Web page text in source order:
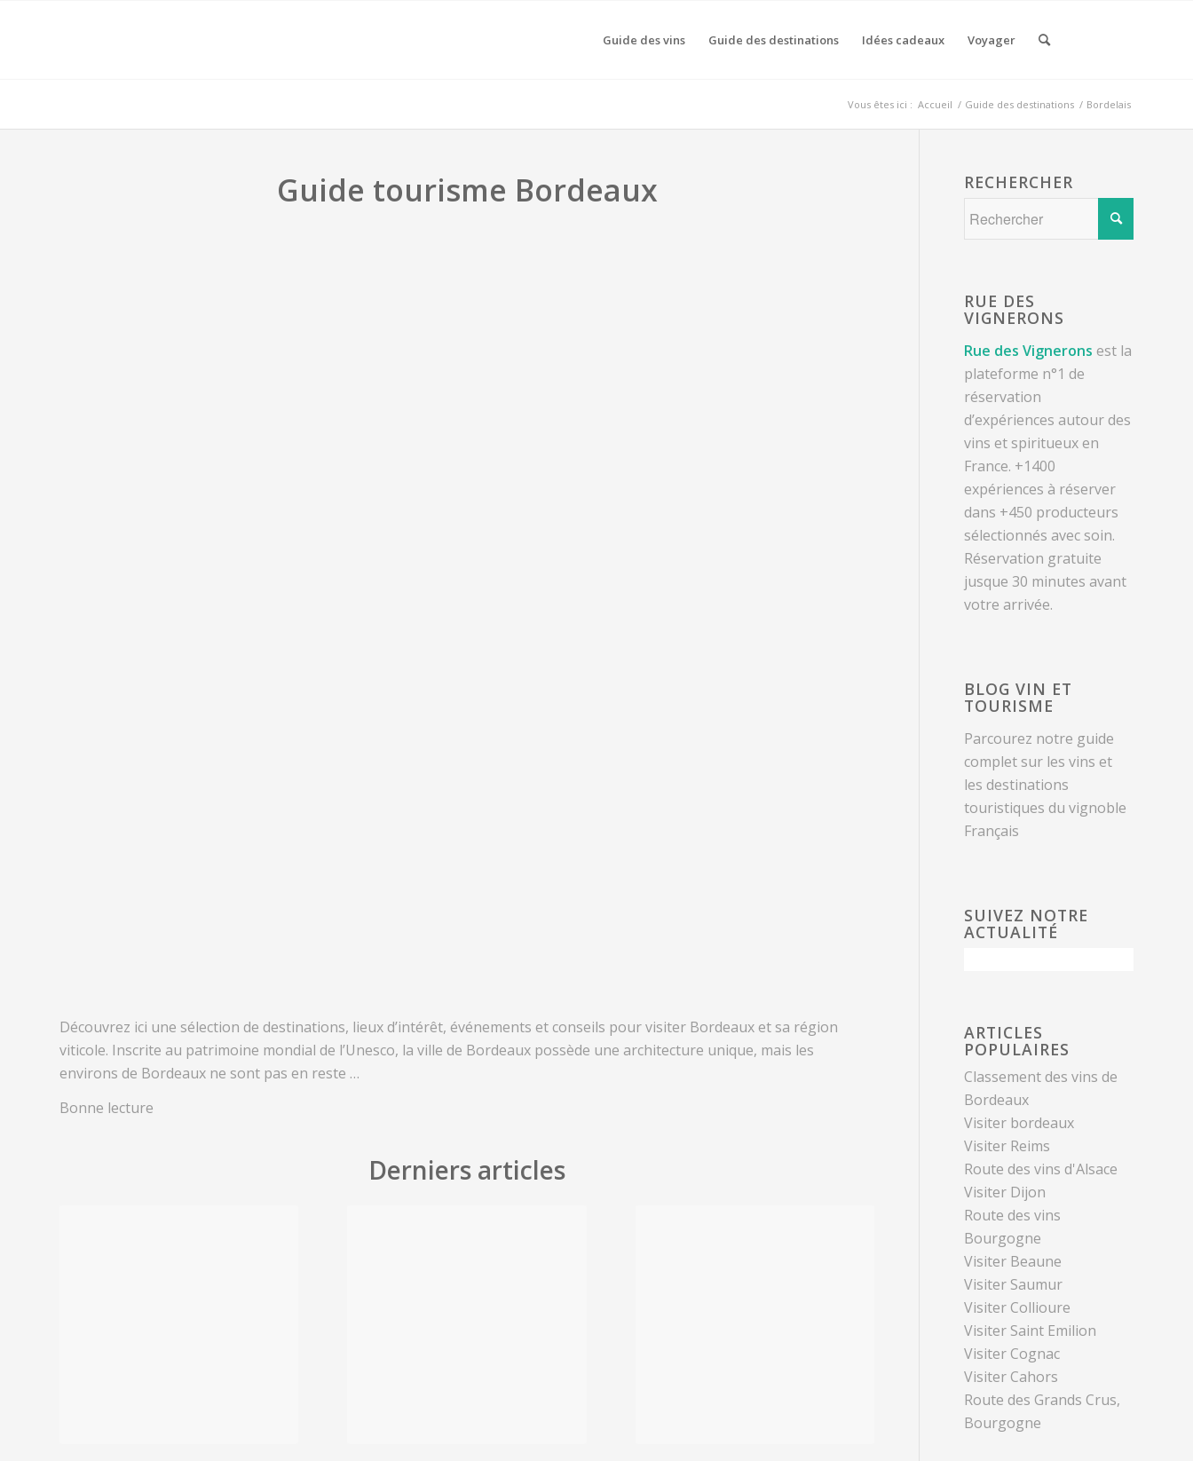
Guide des vins Guide des destinations Idées cadeaux Voyager
Vous êtes ici : Accueil / Guide des destinations / Bordelais
Guide tourisme Bordeaux
Découvrez ici une sélection de destinations, lieux d’intérêt, événements et conseils pour visiter Bordeaux et sa région
viticole. Inscrite au patrimoine mondial de l’Unesco, la ville de Bordeaux possède une architecture unique, mais les
environs de Bordeaux ne sont pas en reste …
Bonne lecture
Derniers articles
RECHERCHER
RUE DES
VIGNERONS
Rue des Vignerons est la
plateforme n°1 de
réservation
d’expériences autour des
vins et spiritueux en
France. +1400
expériences à réserver
dans +450 producteurs
sélectionnés avec soin.
Réservation gratuite
jusque 30 minutes avant
votre arrivée.
BLOG VIN ET
TOURISME
Parcourez notre guide
complet sur les vins et
les destinations
touristiques du vignoble
Français
SUIVEZ NOTRE
ACTUALITÉ
ARTICLES
POPULAIRES
Classement des vins de
Bordeaux
Visiter bordeaux
Visiter Reims
Route des vins d'Alsace
Visiter Dijon
Route des vins
Bourgogne
Visiter Beaune
Visiter Saumur
Visiter Collioure
Visiter Saint Emilion
Visiter Cognac
Visiter Cahors
Route des Grands Crus,
Bourgogne